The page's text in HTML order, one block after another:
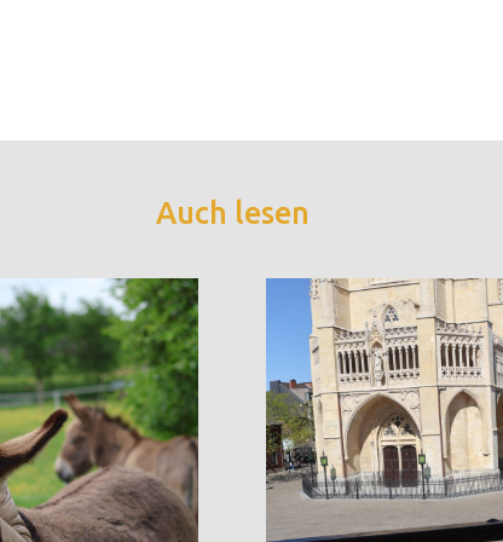
Auch lesen